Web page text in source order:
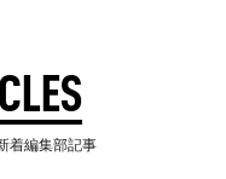
着編集部記事